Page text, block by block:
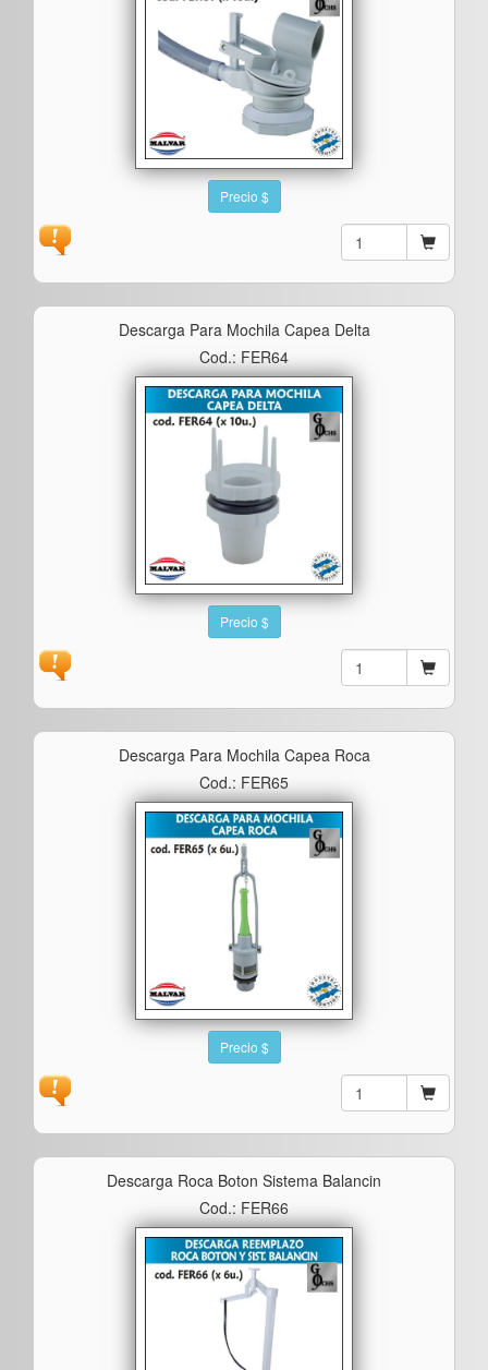
Precio $
Descarga Para Mochila Capea Delta
Cod.: FER64
Precio $
Descarga Para Mochila Capea Roca
Cod.: FER65
Precio $
Descarga Roca Boton Sistema Balancin
Cod.: FER66